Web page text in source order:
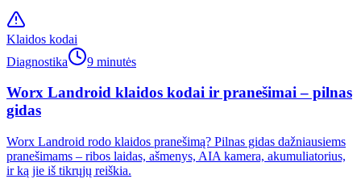
Klaidos kodai
Diagnostika
9 minutės
Worx Landroid klaidos kodai ir pranešimai – pilnas
gidas
Worx Landroid rodo klaidos pranešimą? Pilnas gidas dažniausiems
pranešimams – ribos laidas, ašmenys, AIA kamera, akumuliatorius,
ir ką jie iš tikrųjų reiškia.